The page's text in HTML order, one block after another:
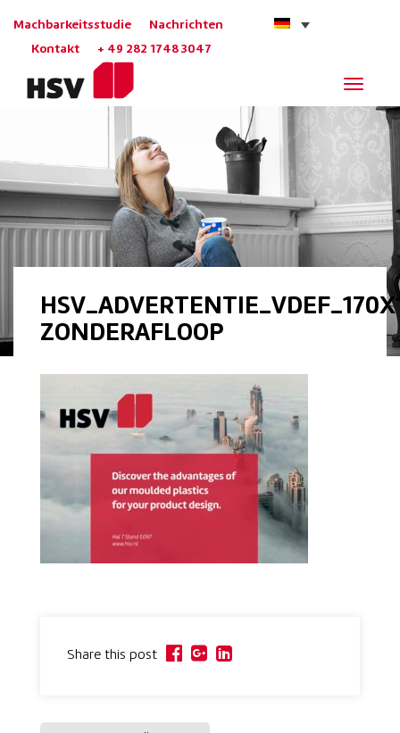
Machbarkeitsstudie Nachrichten
Kontakt + 49 282 1748 3047
ZONDERAFLOOP
Share this post